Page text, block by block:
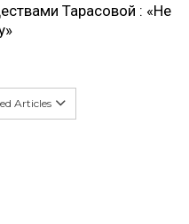
Тарасовой : «Не
Articles